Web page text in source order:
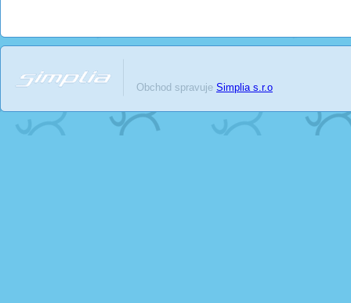
Obchod spravuje Simplia s.r.o